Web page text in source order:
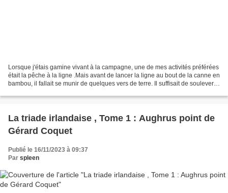
Lorsque j'étais gamine vivant à la campagne, une de mes activités préférées
était la pêche à la ligne .Mais avant de lancer la ligne au bout de la canne en
bambou, il fallait se munir de quelques vers de terre. Il suffisait de soulever
La triade irlandaise , Tome 1 : Aughrus point de
Gérard Coquet
Publié le 16/11/2023 à 09:37
Par spleen